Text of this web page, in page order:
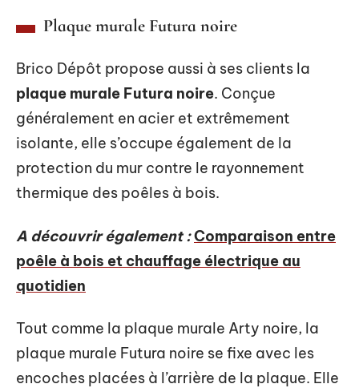
Plaque murale Futura noire
Brico Dépôt propose aussi à ses clients la
plaque murale Futura noire. Conçue
généralement en acier et extrêmement
isolante, elle s’occupe également de la
protection du mur contre le rayonnement
thermique des poêles à bois.
A découvrir également :Comparaison entre
poêle à bois et chauffage électrique au
quotidien
Tout comme la plaque murale Arty noire, la
plaque murale Futura noire se fixe avec les
encoches placées à l’arrière de la plaque. Elle